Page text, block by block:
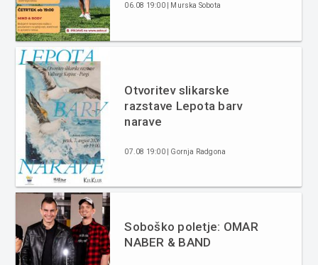
06.08 19:00 | Murska Sobota
Otvoritev slikarske
razstave Lepota barv
narave
07.08 19:00 | Gornja Radgona
Soboško poletje: OMAR
NABER & BAND